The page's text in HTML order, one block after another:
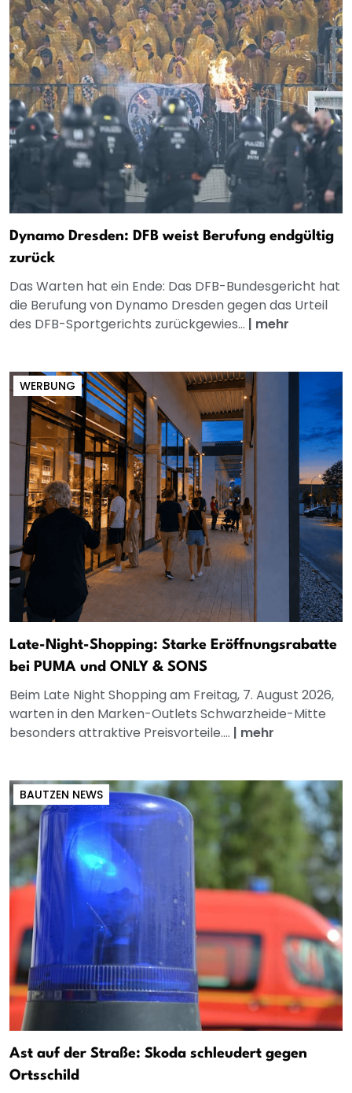
Dynamo Dresden: DFB weist Berufung endgültig
zurück
Das Warten hat ein Ende: Das DFB-Bundesgericht hat
die Berufung von Dynamo Dresden gegen das Urteil
des DFB-Sportgerichts zurückgewies... | mehr
WERBUNG
Late-Night-Shopping: Starke Eröffnungsrabatte
bei PUMA und ONLY & SONS
Beim Late Night Shopping am Freitag, 7. August 2026,
warten in den Marken-Outlets Schwarzheide-Mitte
besonders attraktive Preisvorteile.... | mehr
BAUTZEN NEWS
Ast auf der Straße: Skoda schleudert gegen
Ortsschild